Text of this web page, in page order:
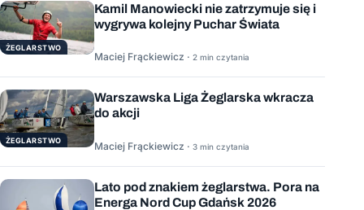
ŻEGLARSTWO
Kamil Manowiecki nie zatrzymuje się i
wygrywa kolejny Puchar Świata
Maciej Frąckiewicz · 2 min czytania
ŻEGLARSTWO
Warszawska Liga Żeglarska wkracza
do akcji
Maciej Frąckiewicz · 3 min czytania
Lato pod znakiem żeglarstwa. Pora na
Energa Nord Cup Gdańsk 2026